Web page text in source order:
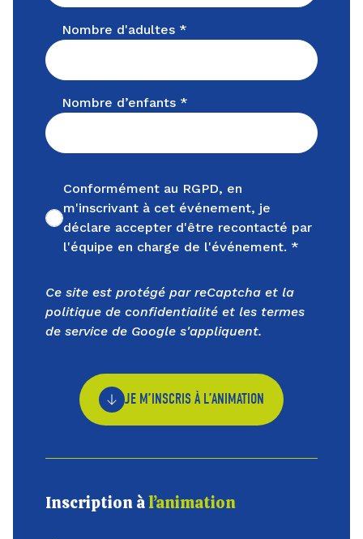
Nombre d'adultes *
Nombre d’enfants *
Non cochée
Conformément au RGPD, en
m'inscrivant à cet événement, je
déclare accepter d'être recontacté par
l'équipe en charge de l'événement. *
Ce site est protégé par reCaptcha et la
politique de confidentialité et les termes
de service de Google s'appliquent.
JE M’INSCRIS À L’ANIMATION
Inscription àl’animation